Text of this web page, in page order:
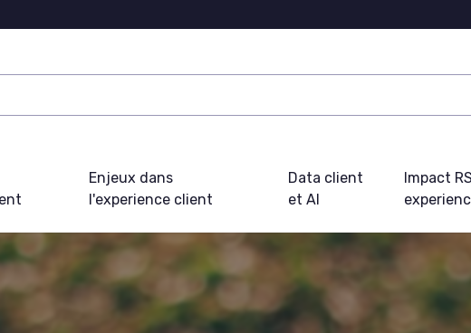
Enjeux dans
l'experience client
Data client
et AI
Impact